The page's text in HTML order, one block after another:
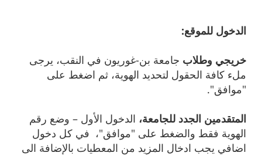
الدخول للموقع:
خريجي وطلاب جامعة بن-غوريون في النقب، يرجى
ملء كافة الحقول لتحديد الهوية، ثم اضغط على
"موافق".
المتقدمين الجدد للجامعة، الدخول الأول – وضع رقم
الهوية فقط والضغط على "موافق"، في كل دخول
اضافي يجب ادخال المزيد من المعطيات بالإضافة الى